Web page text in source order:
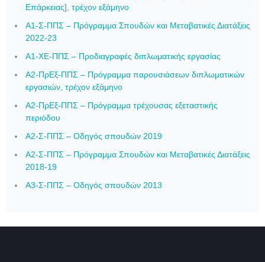
Επάρκειας], τρέχον εξάμηνο
Α1-Σ-ΠΠΣ – Πρόγραμμα Σπουδών και Μεταβατικές Διατάξεις
2022-23
Α1-ΧΕ-ΠΠΣ – Προδιαγραφές διπλωματικής εργασίας
Α2-ΠρΕξ-ΠΠΣ – Πρόγραμμα παρουσιάσεων διπλωματικών
εργασιών, τρέχον εξάμηνο
Α2-ΠρΕξ-ΠΠΣ – Πρόγραμμα τρέχουσας εξεταστικής
περιόδου
Α2-Σ-ΠΠΣ – Οδηγός σπουδών 2019
Α2-Σ-ΠΠΣ – Πρόγραμμα Σπουδών και Μεταβατικές Διατάξεις
2018-19
Α3-Σ-ΠΠΣ – Οδηγός σπουδών 2013